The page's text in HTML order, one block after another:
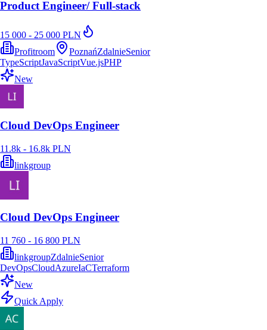
Product Engineer/ Full-stack
15 000 - 25 000 PLN
Profitroom
PoznańZdalnieSenior
TypeScriptJavaScriptVue.jsPHP
New
Cloud DevOps Engineer
11.8k - 16.8k PLN
linkgroup
Cloud DevOps Engineer
11 760 - 16 800 PLN
linkgroupZdalnieSenior
DevOpsCloudAzureIaCTerraform
New
Quick Apply